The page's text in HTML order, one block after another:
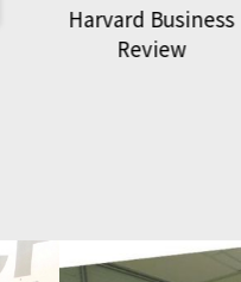
萌動力一頁漫畫學生